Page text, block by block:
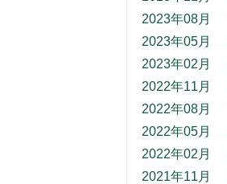
2023年08月
2023年05月
2023年02月
2022年11月
2022年08月
2022年05月
2022年02月
2021年11月